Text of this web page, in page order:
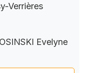
Verrières
Evelyne